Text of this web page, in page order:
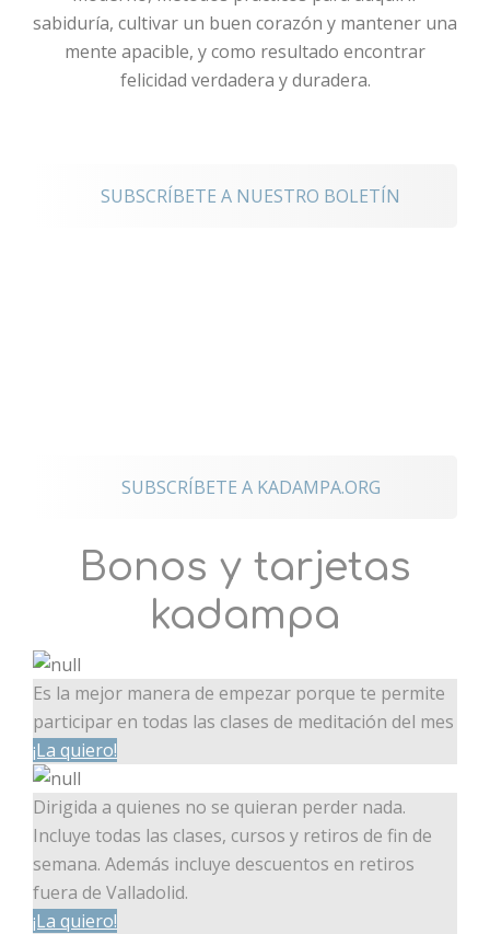
sabiduría, cultivar un buen corazón y mantener una
mente apacible, y como resultado encontrar
felicidad verdadera y duradera.
SUBSCRÍBETE A NUESTRO BOLETÍN
SUBSCRÍBETE A KADAMPA.ORG
Bonos y tarjetas
kadampa
Es la mejor manera de empezar porque te permite
participar en todas las clases de meditación del mes
¡La quiero!
Dirigida a quienes no se quieran perder nada.
Incluye todas las clases, cursos y retiros de fin de
semana. Además incluye descuentos en retiros
fuera de Valladolid.
¡La quiero!